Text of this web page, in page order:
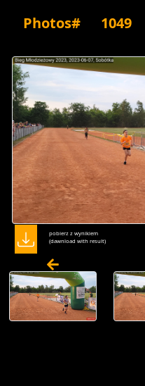
Photos# 1049
pobierz z wynikiem
(dawnload with result)